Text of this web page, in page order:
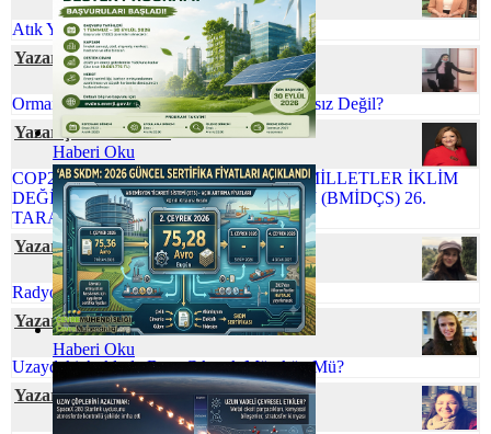
Haberi Oku
Haberi Oku
Atık Yönetiminde Çevre Mühendisi
Yazar Tuğçe ERVAN
Orman Yangınlarını Önlemek Neden İmkansız Değil?
Yazar Şafak ÖZSOY
COP26 NEDEN ÖNEMLİ BİRLEŞMİŞ MİLLETLER İKLİM
DEĞİŞİKLİĞİ ÇERÇEVE SÖZLEŞMESİ (BMİDÇS) 26.
TARAFLAR KONFERANSI
Yazar Ecem GÜNEY
Radyoaktif Atık Yönetimi
Yazar Ömür TEMİZEL
Uzaydaki Atıklarla Başa Çıkmak Mümkün Mü?
Yazar Gamze CİVELEK